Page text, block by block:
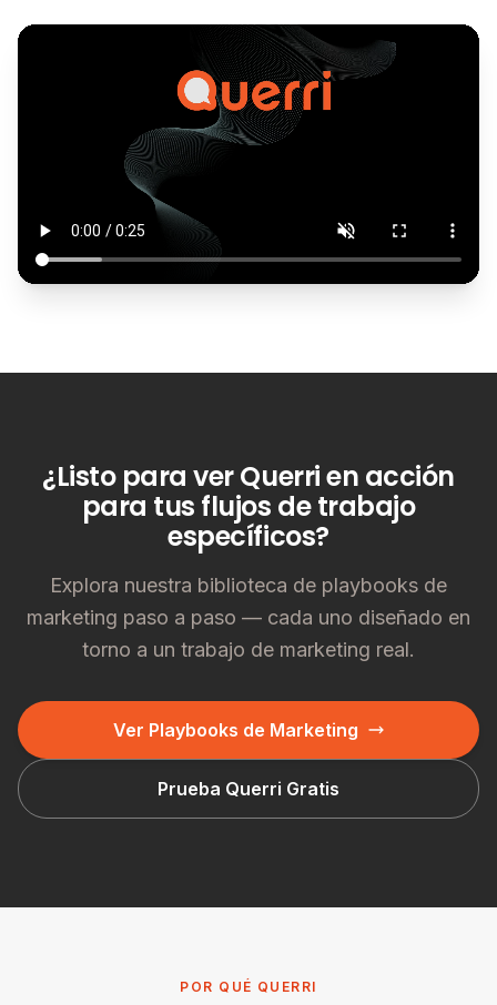
¿Listo para ver Querri en acción
para tus flujos de trabajo
específicos?
Explora nuestra biblioteca de playbooks de
marketing paso a paso — cada uno diseñado en
torno a un trabajo de marketing real.
Ver Playbooks de Marketing
Prueba Querri Gratis
POR QUÉ QUERRI